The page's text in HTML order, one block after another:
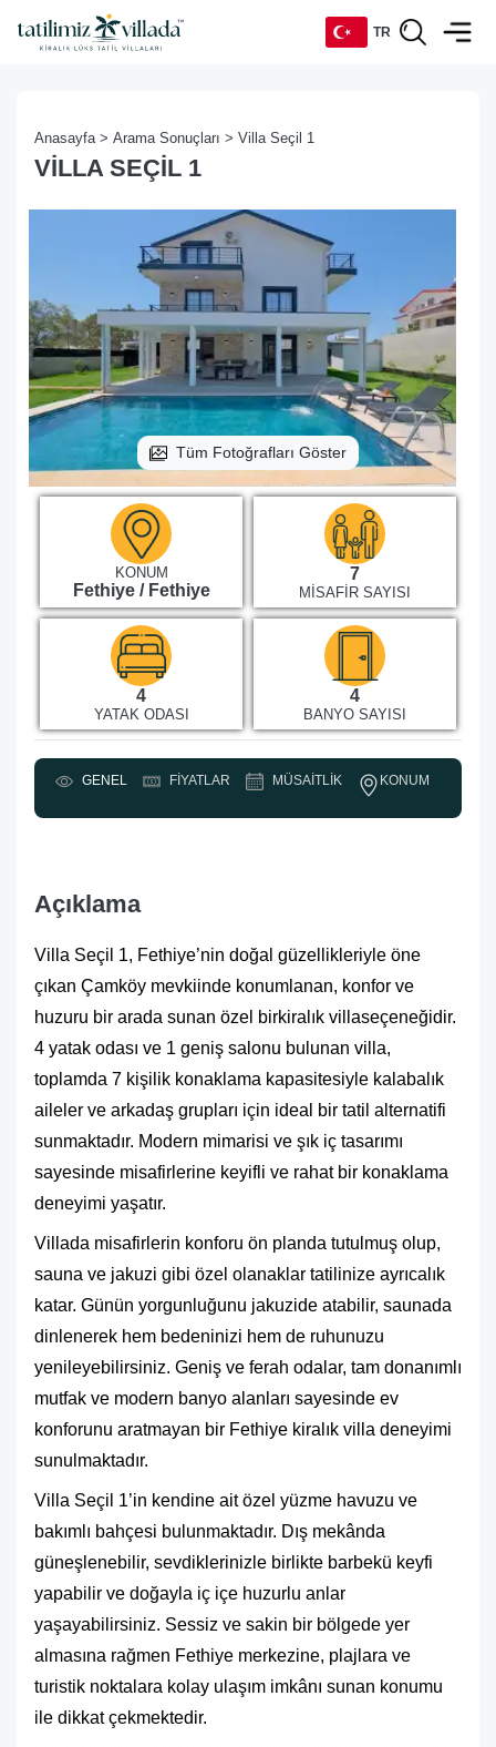
TR
Anasayfa > Arama Sonuçları > Villa Seçil 1
VILLA SEÇIL 1
Tüm Fotoğrafları Göster
KONUM
Fethiye / Fethiye
7
MISAFIR SAYISI
4
YATAK ODASI
4
BANYO SAYISI
GENEL FIYATLAR MÜSAITLIK KONUM
Açıklama
Villa Seçil 1, Fethiye’nin doğal güzellikleriyle öne
çıkan Çamköy mevkiinde konumlanan, konfor ve
huzuru bir arada sunan özel birkiralık villaseçeneğidir.
4 yatak odası ve 1 geniş salonu bulunan villa,
toplamda 7 kişilik konaklama kapasitesiyle kalabalık
aileler ve arkadaş grupları için ideal bir tatil alternatifi
sunmaktadır. Modern mimarisi ve şık iç tasarımı
sayesinde misafirlerine keyifli ve rahat bir konaklama
deneyimi yaşatır.
Villada misafirlerin konforu ön planda tutulmuş olup,
sauna ve jakuzi gibi özel olanaklar tatilinize ayrıcalık
katar. Günün yorgunluğunu jakuzide atabilir, saunada
dinlenerek hem bedeninizi hem de ruhunuzu
yenileyebilirsiniz. Geniş ve ferah odalar, tam donanımlı
mutfak ve modern banyo alanları sayesinde ev
konforunu aratmayan bir Fethiye kiralık villa deneyimi
sunulmaktadır.
Villa Seçil 1’in kendine ait özel yüzme havuzu ve
bakımlı bahçesi bulunmaktadır. Dış mekânda
güneşlenebilir, sevdiklerinizle birlikte barbekü keyfi
yapabilir ve doğayla iç içe huzurlu anlar
yaşayabilirsiniz. Sessiz ve sakin bir bölgede yer
almasına rağmen Fethiye merkezine, plajlara ve
turistik noktalara kolay ulaşım imkânı sunan konumu
ile dikkat çekmektedir.